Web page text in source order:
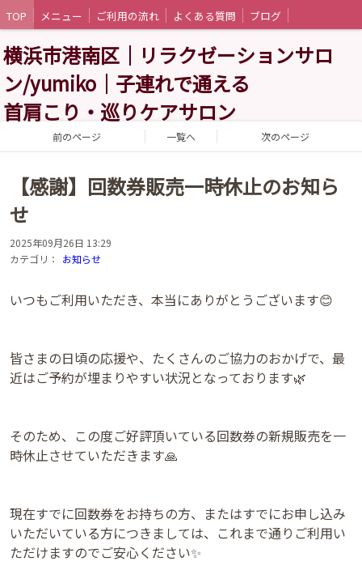
TOP メニュー ご利用の流れ よくある質問 ブログ
横浜市港南区｜リラクゼーションサロ
ン/yumiko｜子連れで通える
首肩こり・巡りケアサロン
前のページ 一覧へ 次のページ
【感謝】回数券販売一時休止のお知ら
せ
2025年09月26日 13:29
カテゴリ：
お知らせ
いつもご利用いただき、本当にありがとうございます😊
皆さまの日頃の応援や、たくさんのご協力のおかげで、最
近はご予約が埋まりやすい状況となっております🌿
そのため、この度ご好評頂いている回数券の新規販売を一
時休止させていただきます🙏
現在すでに回数券をお持ちの方、またはすでにお申し込み
いただいている方につきましては、これまで通りご利用い
ただけますのでご安心ください✨